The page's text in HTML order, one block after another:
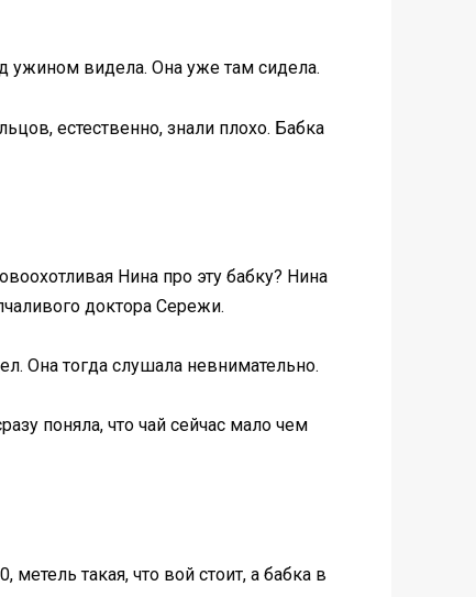
ужином видела. Она уже там сидела.
естественно, знали плохо. Бабка
Нина про эту бабку? Нина
доктора Сережи.
Она тогда слушала невнимательно.
поняла, что чай сейчас мало чем
такая, что вой стоит, а бабка в